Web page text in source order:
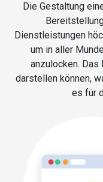
Die Gestaltung
Dienstleistungen
um in aller
anzulocken.
darstellen können,
es für